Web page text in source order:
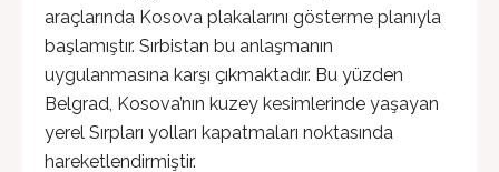
araçlarında Kosova plakalarını gösterme planıyla
başlamıştır. Sırbistan bu anlaşmanın
uygulanmasına karşı çıkmaktadır. Bu yüzden
Belgrad, Kosova’nın kuzey kesimlerinde yaşayan
yerel Sırpları yolları kapatmaları noktasında
hareketlendirmiştir.